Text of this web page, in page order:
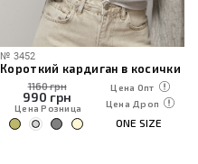
№ 3452
Короткий кардиган в косички
1160 грн
990 грн
Цена Розница
Цена Опт
Цена Дроп
ONE SIZE